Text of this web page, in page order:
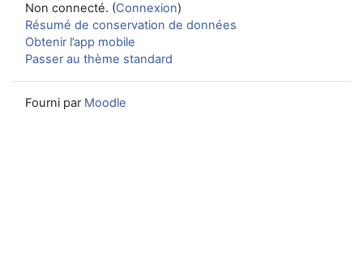
Non connecté. (Connexion)
Résumé de conservation de données
Obtenir l’app mobile
Passer au thème standard
Fourni par Moodle